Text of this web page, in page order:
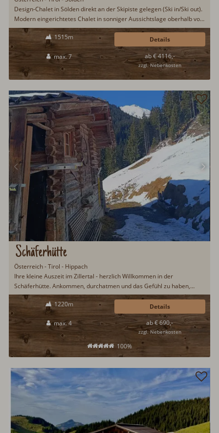
Design-Chalet in Sölden direkt an der Skipiste gelegen (Ski in/Ski out).
Modern eingerichtetes Chalet in sonniger Aussichtslage oberhalb von
Sölden im Ötztal. Auf Wunsch morgendlicher Frühstücksservice. Im
Winter Einstieg in das Skigebiet von Sölden direkt hinter dem Chalet;
im Sommer führt die Bike-Republic Sölden unweit am Chalet vorbei...
1515m
max. 7 ab € 4116,-
zzgl. Nebenkosten
Details
Schäferhütte
Österreich - Tirol - Hippach
Ihre kleine Auszeit im Zillertal - herzlich Willkommen in der
Schäferhütte. Ankommen, durchatmen und das Gefühl zu haben,
genau am richtigen Ort zu sein...
1220m
max. 4
100%
ab € 690,-
zzgl. Nebenkosten
Details